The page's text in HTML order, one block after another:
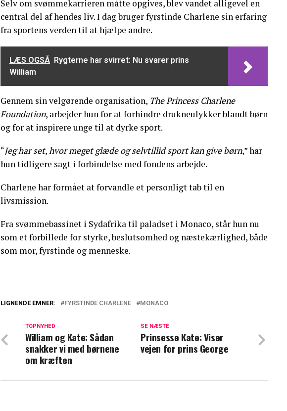
Selv om svømmekarrieren måtte opgives, blev vandet alligevel en
central del af hendes liv. I dag bruger fyrstinde Charlene sin erfaring
fra sportens verden til at hjælpe andre.
LÆS OGSÅ Rygterne har svirret: Nu svarer prins
William
Gennem sin velgørende organisation, The Princess Charlene
Foundation, arbejder hun for at forhindre drukneulykker blandt børn
og for at inspirere unge til at dyrke sport.
“Jeg har set, hvor meget glæde og selvtillid sport kan give børn,” har
hun tidligere sagt i forbindelse med fondens arbejde.
Charlene har formået at forvandle et personligt tab til en
livsmission.
Fra svømmebassinet i Sydafrika til paladset i Monaco, står hun nu
som et forbillede for styrke, beslutsomhed og næstekærlighed, både
som mor, fyrstinde og menneske.
William og Kate
Prinsesse Diana brød kongelig tradition: Det har det
betydet for Kate Middleton
LIGNENDE EMNER: FYRSTINDE CHARLENE MONACO
SE NÆSTE
Prinsesse Kate: Viser
vejen for prins George
TOPNYHED
William og Kate: Sådan
snakker vi med børnene
om kræften